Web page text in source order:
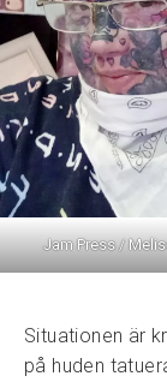
Jam Press /
Situationen är
på huden